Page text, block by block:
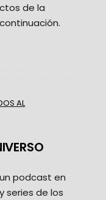
de la
AL
podcast en
series de los